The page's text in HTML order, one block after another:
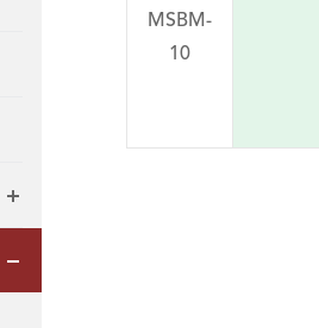
MSBM-
10